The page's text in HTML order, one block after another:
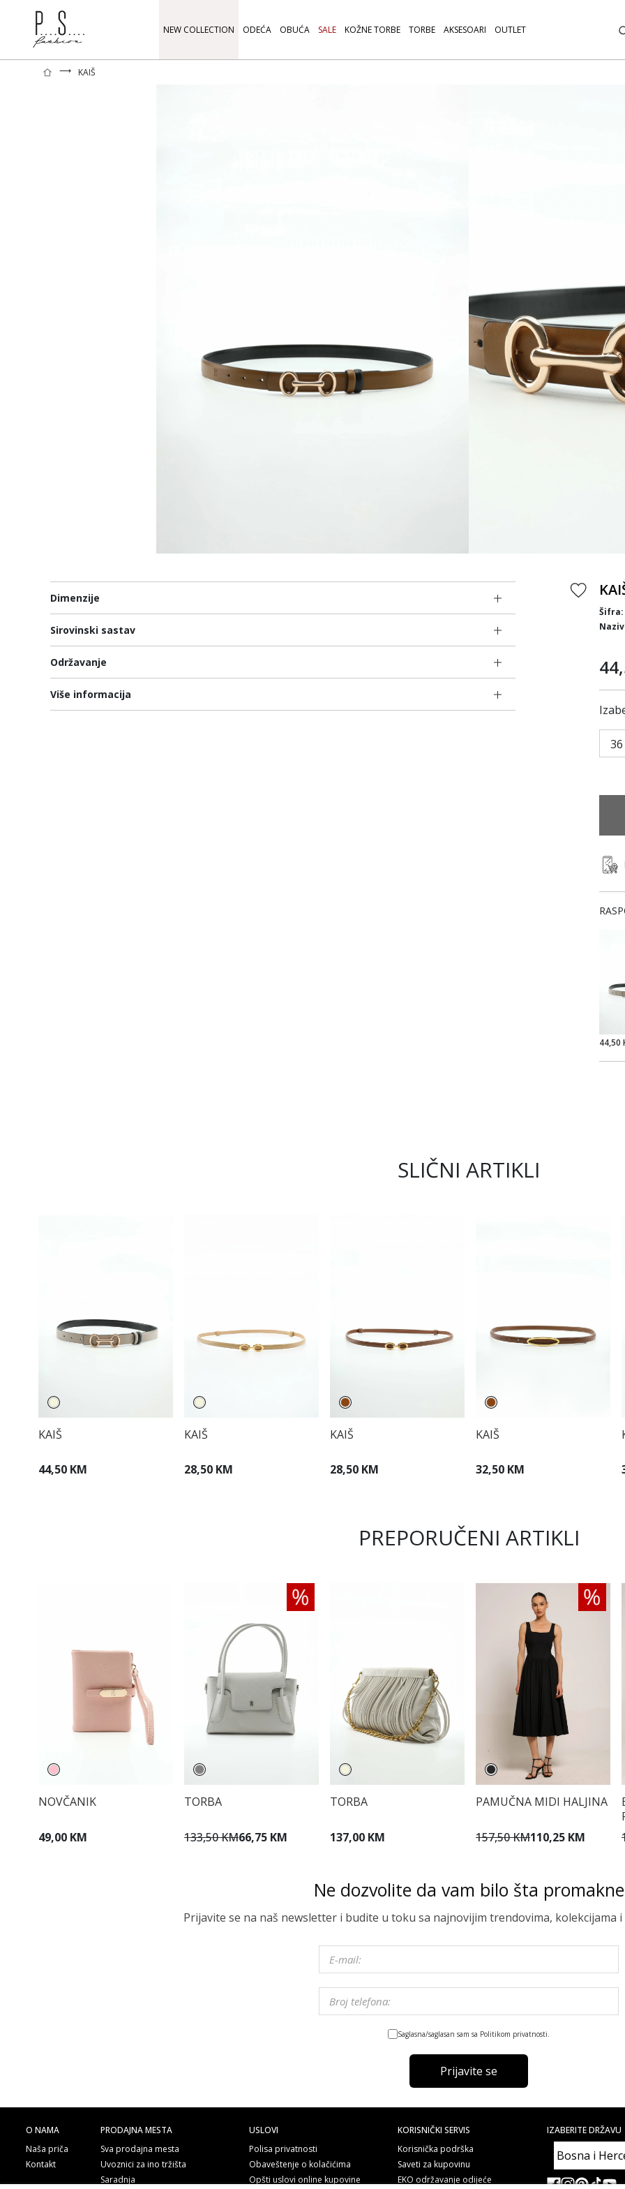
NEW COLLECTION ODEĆA OBUĆA SALE KOŽNE TORBE TORBE AKSESOARI OUTLET
⟶ KAIŠ
Dimenzije
Sirovinski sastav
Održavanje
Više informacija
Šifra:
36
44,50
SLIČNI ARTIKLI
KAIŠ
44,50 KM
KAIŠ
28,50 KM
KAIŠ
28,50 KM
KAIŠ
32,50 KM
PREPORUČENI ARTIKLI
NOVČANIK
49,00 KM
TORBA
133,50 KM66,75 KM
TORBA
137,00 KM
PAMUČNA MIDI HALJINA
157,50 KM110,25 KM
Ne dozvolite da vam bilo šta promakne
Prijavite se na naš newsletter i budite u toku sa najnovijim trendovima, kolekcijama
Saglasna/saglasan sam sa Politikom privatnosti.
Prijavite se
O NAMA
Naša priča
Kontakt
PRODAJNA MESTA
Sva prodajna mesta
Uvoznici za ino tržišta
Saradnja
USLOVI
Polisa privatnosti
Obaveštenje o kolačićima
Opšti uslovi online kupovine
KORISNIČKI SERVIS
Korisnička podrška
Saveti za kupovinu
EKO održavanje odijeće
IZABERITE DRŽAVU